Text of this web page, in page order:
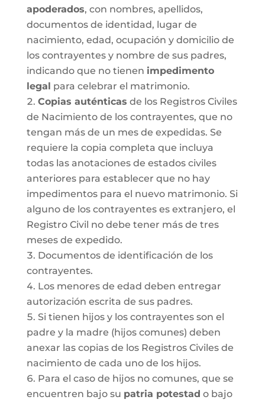
apoderados, con nombres, apellidos,
documentos de identidad, lugar de
nacimiento, edad, ocupación y domicilio de
los contrayentes y nombre de sus padres,
indicando que no tienen impedimento
legal para celebrar el matrimonio.
Copias auténticas de los Registros Civiles
de Nacimiento de los contrayentes, que no
tengan más de un mes de expedidas. Se
requiere la copia completa que incluya
todas las anotaciones de estados civiles
anteriores para establecer que no hay
impedimentos para el nuevo matrimonio. Si
alguno de los contrayentes es extranjero, el
Registro Civil no debe tener más de tres
meses de expedido.
Documentos de identificación de los
contrayentes.
Los menores de edad deben entregar
autorización escrita de sus padres.
Si tienen hijos y los contrayentes son el
padre y la madre (hijos comunes) deben
anexar las copias de los Registros Civiles de
nacimiento de cada uno de los hijos.
Para el caso de hijos no comunes, que se
encuentren bajo su patria potestad o bajo